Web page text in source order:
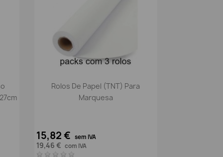
Vista rápida
Rolos De Papel (TNT) Para
Marquesa
15,82 € sem IVA
19,46 € com IVA